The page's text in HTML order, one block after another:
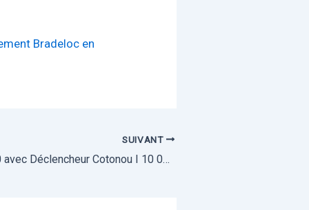
Bradeloc en
SUIVANT
Location AD600 avec Déclencheur Cotonou I 10 000 FCFA